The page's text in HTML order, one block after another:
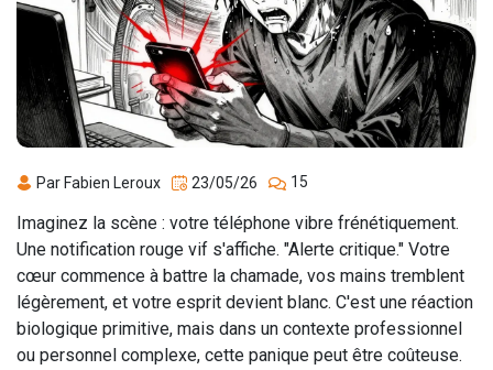
Par Fabien Leroux 23/05/26 15
Imaginez la scène : votre téléphone vibre frénétiquement.
Une notification rouge vif s'affiche. "Alerte critique." Votre
cœur commence à battre la chamade, vos mains tremblent
légèrement, et votre esprit devient blanc. C'est une réaction
biologique primitive, mais dans un contexte professionnel
ou personnel complexe, cette panique peut être coûteuse.